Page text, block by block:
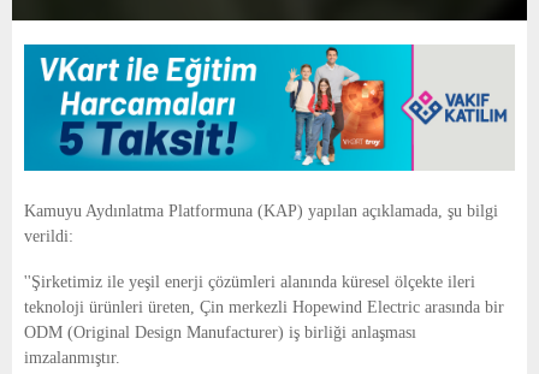
E
U
Kamuyu Aydınlatma Platformuna (KAP) yapılan açıklamada, şu bilgi
verildi:
''Şirketimiz ile yeşil enerji çözümleri alanında küresel ölçekte ileri
teknoloji ürünleri üreten, Çin merkezli Hopewind Electric arasında bir
ODM (Original Design Manufacturer) iş birliği anlaşması
imzalanmıştır.